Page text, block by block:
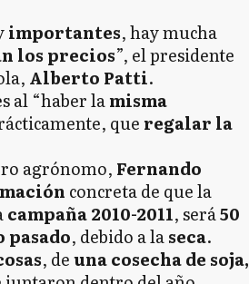
importantes, hay mucha
los precios”, el presidente
Alberto Patti.
al “haber lamisma
que regalar la
agrónomo, Fernando
concreta de que la
campaña 2010-2011, será50
pasado, debido a laseca.
, deuna cosecha de soja,